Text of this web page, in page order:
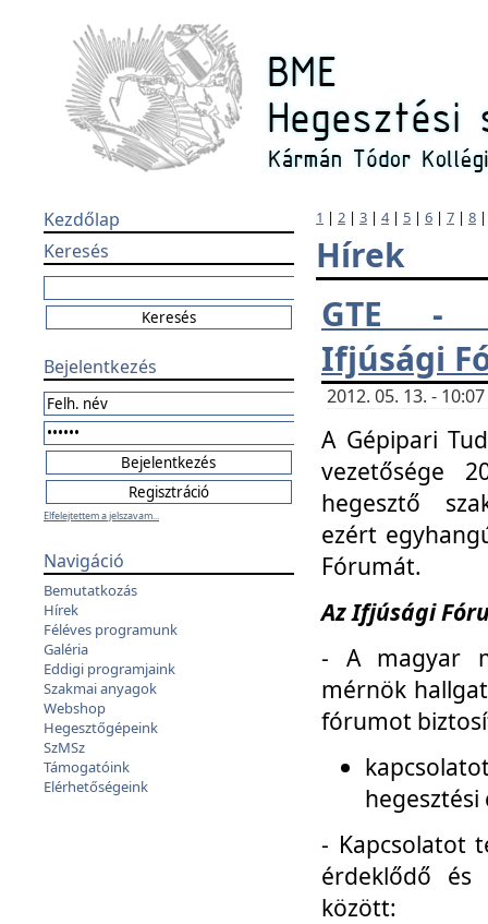
Kezdőlap
Keresés
Bejelentkezés
Elfelejtettem a jelszavam...
Navigáció
Bemutatkozás
Hírek
Féléves programunk
Galéria
Eddigi programjaink
Szakmai anyagok
Webshop
Hegesztőgépeink
SzMSz
Támogatóink
Elérhetőségeink
1 | 2 | 3 | 4| 5 | 6 | 7 | 8
Hírek
GTE -
Ifjúsági
2012. 05. 13. -
A Gépipari
vezetősége
hegesztő
ezért
Fórumát.
Az Ifjúsági
- A magyar
mérnök
fórumot
- Kapcsolatot
érdeklődő és
között: